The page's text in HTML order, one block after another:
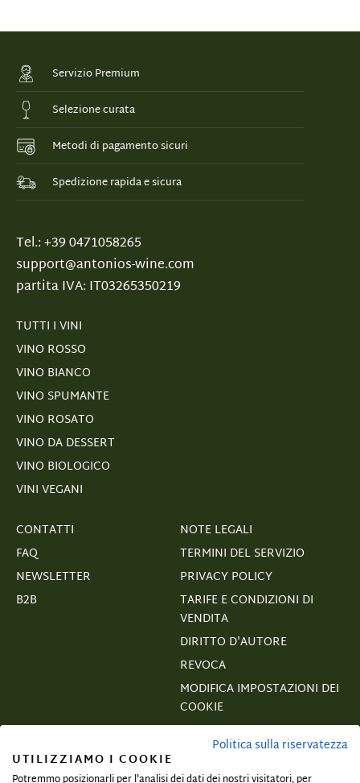
Servizio Premium
Selezione curata
Metodi di pagamento sicuri
Spedizione rapida e sicura
Tel.: +39 0471058265
support@antonios-wine.com
partita IVA: IT03265350219
TUTTI I VINI
VINO ROSSO
VINO BIANCO
VINO SPUMANTE
VINO ROSATO
VINO DA DESSERT
VINO BIOLOGICO
VINI VEGANI
CONTATTI
FAQ
NEWSLETTER
B2B
NOTE LEGALI
TERMINI DEL SERVIZIO
PRIVACY POLICY
TARIFE E CONDIZIONI DI
VENDITA
DIRITTO D'AUTORE
REVOCA
MODIFICA IMPOSTAZIONI DEI
COOKIE
VERTRAGSWIDERRUF
Politica sulla riservatezza
UTILIZZIAMO I COOKIE